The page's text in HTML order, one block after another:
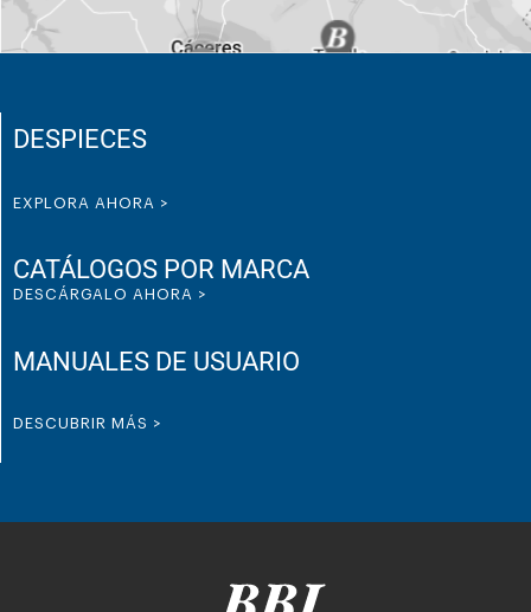
DESPIECES
EXPLORA AHORA >
CATÁLOGOS POR MARCA
DESCÁRGALO AHORA >
MANUALES DE USUARIO
DESCUBRIR MÁS >